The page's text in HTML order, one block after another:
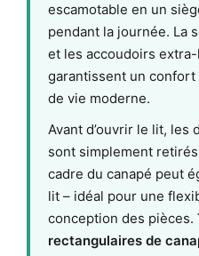
escamotable en un
pendant la journée. La
et les accoudoirs
garantissent un
de vie moderne.
Avant d’ouvrir le lit, les
sont simplement
cadre du canapé peut
lit – idéal pour une
conception des pièces.
rectangulaires de